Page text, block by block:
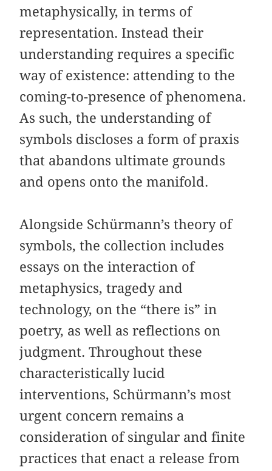
metaphysically, in terms of
representation. Instead their
understanding requires a specific
way of existence: attending to the
coming-to-presence of phenomena.
As such, the understanding of
symbols discloses a form of praxis
that abandons ultimate grounds
and opens onto the manifold.
Alongside Schürmann’s theory of
symbols, the collection includes
essays on the interaction of
metaphysics, tragedy and
technology, on the “there is” in
poetry, as well as reflections on
judgment. Throughout these
characteristically lucid
interventions, Schürmann’s most
urgent concern remains a
consideration of singular and finite
practices that enact a release from